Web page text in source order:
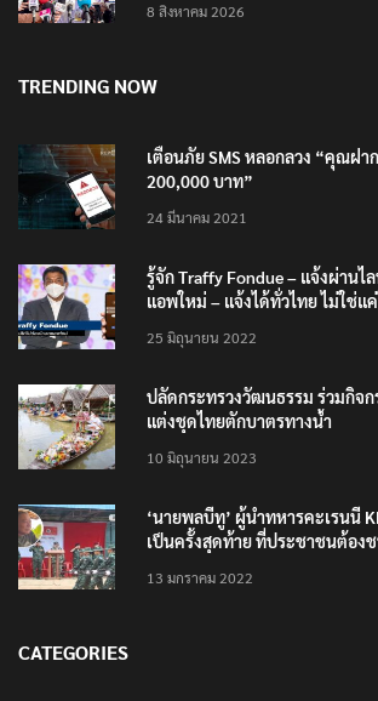
8 สิงหาคม 2026
TRENDING NOW
เตือนภัย SMS หลอกลวง “คุณฝา
200,000 บาท”
24 มีนาคม 2021
รู้จัก Traffy Fondue – แจ้งผ่านไ
แอพใหม่ – แจ้งได้ทั่วไทย ไม่ใช่แ
25 มิถุนายน 2022
ปลัดกระทรวงวัฒนธรรม ร่วมกิจก
แต่งชุดไทยตักบาตรทางน้ำ
10 มิถุนายน 2023
‘นายพลบีทู’ ผู้นำทหารคะเรนนี
เป็นครั้งสุดท้าย ที่ประชาชนต้อง
13 มกราคม 2022
CATEGORIES